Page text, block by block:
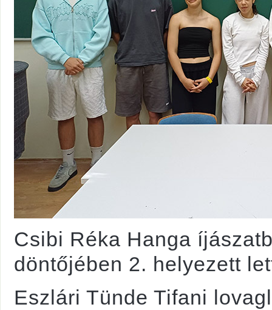
Csibi Réka Hanga
döntőjében 2. helyezett
Eszlári Tünde Tifani